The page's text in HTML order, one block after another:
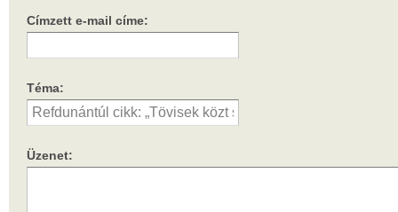
Címzett e-mail címe:
Téma:
Üzenet: